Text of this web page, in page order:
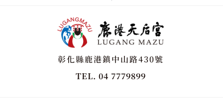
彰化縣鹿港鎮中山路430號
TEL. 04 7779899